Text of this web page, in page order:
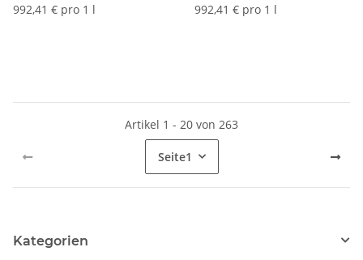
992,41 € pro 1 l
992,41 € pro 1 l
Artikel 1 - 20 von 263
Seite1
Kategorien